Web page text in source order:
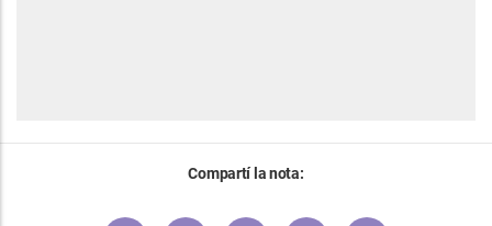
Compartí la nota: